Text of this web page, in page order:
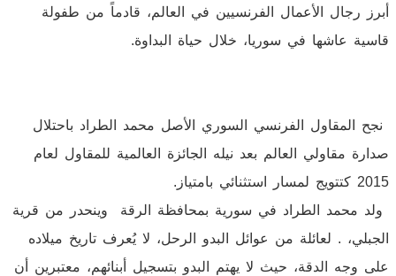
أبرز رجال الأعمال الفرنسيين في العالم، قادماً من طفولة
قاسية عاشها في سوريا، خلال حياة البداوة.
نجح المقاول الفرنسي السوري الأصل محمد الطراد باحتلال
صدارة مقاولي العالم بعد نيله الجائزة العالمية للمقاول لعام
2015 كتتويج لمسار استثنائي بامتياز.
ولد محمد الطراد في سورية بمحافظة الرقة وينحدر من قرية
الجبلي، . لعائلة من عوائل البدو الرحل، لا يُعرف تاريخ ميلاده
على وجه الدقة، حيث لا يهتم البدو بتسجيل أبنائهم، معتبرين أن